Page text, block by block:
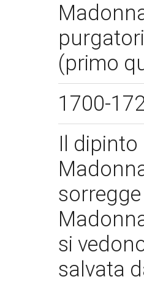
(primo
1700-
Il
si
salvata